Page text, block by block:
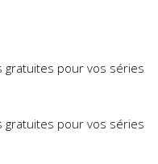
gratuites pour vos séries
gratuites pour vos séries